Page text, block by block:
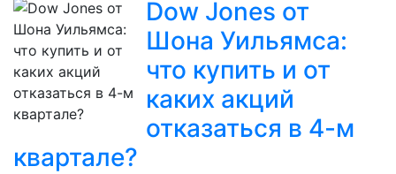
Dow Jones от
Шона Уильямса:
что купить и от
каких акций
отказаться в 4-м
квартале?